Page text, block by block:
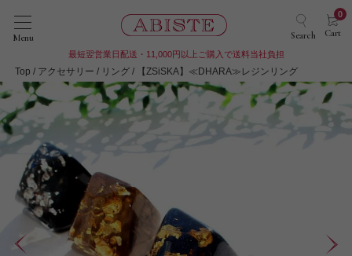
Menu Search Cart
0
最短翌営業日配送・11,000円以上ご購入で送料当社負担
Top アクセサリー リング 【ZSiSKA】≪DHARA≫レジンリング